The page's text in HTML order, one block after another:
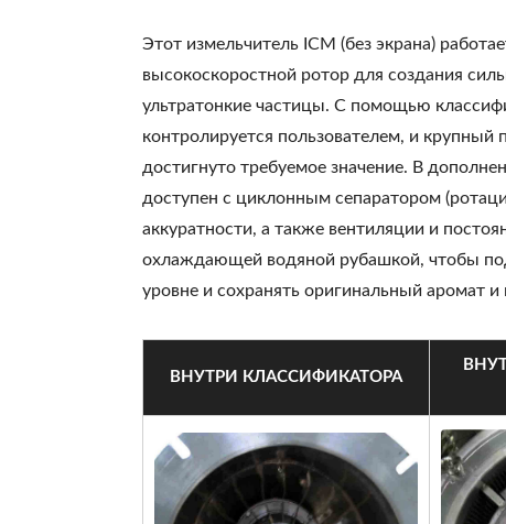
Этот измельчитель ICM (без экрана)
высокоскоростной ротор для создания
ультратонкие частицы. С помощью
контролируется пользователем, и
достигнуто требуемое значение. В
доступен с циклонным сепаратором
аккуратности, а также вентиляции и
охлаждающей водяной рубашкой, чтобы
уровне и сохранять оригинальный аромат и
ВНУТРИ КЛАССИФИКАТОРА